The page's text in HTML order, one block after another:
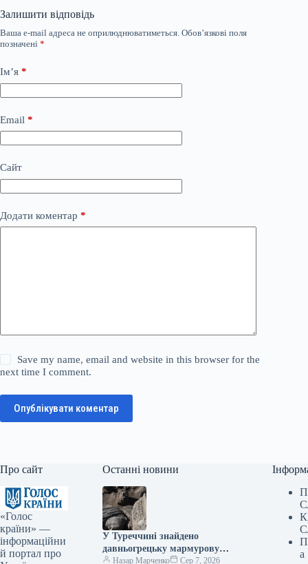
Залишити відповідь
Ваша e-mail адреса не оприлюднюватиметься. Обов’язкові поля
позначені *
Ім’я *
Email *
Сайт
Додати коментар *
Save my name, email and website in this browser for the
next time I comment.
Опублікувати коментар
Про сайт
«Голос
країни» —
інформаційни
й портал про
Останні новини
У Туреччині знайдено
давньогрецьку мармурову
статую бога лікування, вік
Назар Марченко Сер 7, 2026
а